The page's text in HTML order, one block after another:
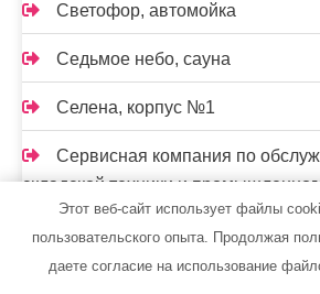
Светофор, автомойка
Седьмое небо, сауна
Селена, корпус №1
Сервисная компания по
складской техники и
Сибгласс, торгово-
Сибирская баня на дровах,
Этот веб-сайт использует файлы
пользовательского опыта. Продолжая
даете согласие на использование